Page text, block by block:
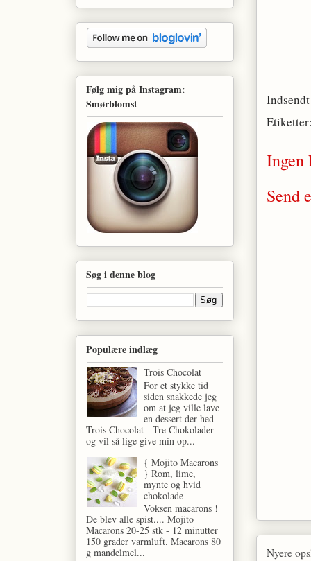
Ingen
Send
Nyere
Følg mig på Instagram:
Smørblomst
Søg i denne blog
Populære indlæg
Trois Chocolat
For et stykke tid
siden snakkede jeg
om at jeg ville lave
en dessert der hed
Trois Chocolat - Tre Chokolader -
og vil så lige give min op...
{ Mojito Macarons
} Rom, lime,
mynte og hvid
chokolade
Voksen macarons !
De blev alle spist.... Mojito
Macarons 20-25 stk - 12 minutter
150 grader varmluft. Macarons 80
g mandelmel...